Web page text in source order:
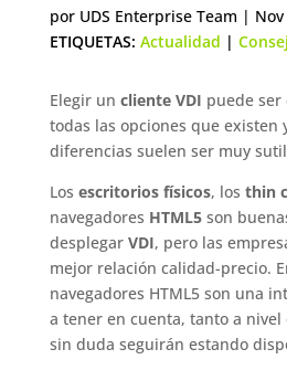
por UDS Enterprise Team |
ETIQUETAS: Actualidad |
Elegir un cliente VDI puede
todas las opciones que existen
diferencias suelen ser muy
Los escritorios físicos, los thin
navegadores HTML5son
desplegar VDI, pero las
mejor relación calidad-precio.
navegadores HTML5 son una
a tener en cuenta, tanto a nivel
sin duda seguirán estando